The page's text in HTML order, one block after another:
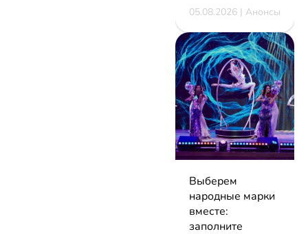
05.08.2026 | Анонсы
Выберем
народные марки
вместе:
заполните